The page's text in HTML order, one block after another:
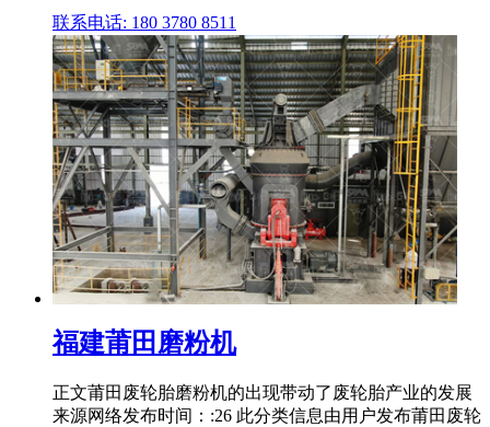
联系电话: 180 3780 8511
福建莆田磨粉机
正文莆田废轮胎磨粉机的出现带动了废轮胎产业的发展
来源网络发布时间：:26 此分类信息由用户发布莆田废轮